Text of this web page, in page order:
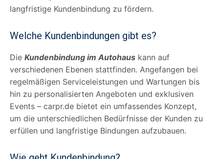
langfristige Kundenbindung zu fördern.
Welche Kundenbindungen gibt es?
Die Kundenbindung im Autohaus kann auf
verschiedenen Ebenen stattfinden. Angefangen bei
regelmäßigen Serviceleistungen und Wartungen bis
hin zu personalisierten Angeboten und exklusiven
Events – carpr.de bietet ein umfassendes Konzept,
um die unterschiedlichen Bedürfnisse der Kunden zu
erfüllen und langfristige Bindungen aufzubauen.